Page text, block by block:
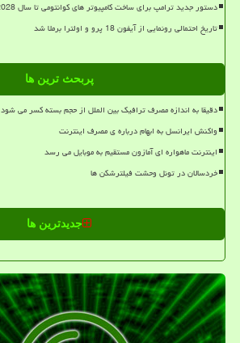
دستور جدید ترامپ برای ساخت کامپیوتر های کوانتومی تا سال 2028
تاریخ احتمالی رونمایی از آیفون 18 پرو و اولترا برملا شد
پربحث ترین ها
دقیقا به اندازه مصرف ترافیک بین الملل از حجم بسته کسر می شود
واکنش ایرانسل به ابهام درباره ی مصرف اینترنت
اینترنت ماهواره ای آمازون مستقیم به موبایل می رسد
خردسالان در تونل وحشت فیلترشکن ها
جدیدترین ها